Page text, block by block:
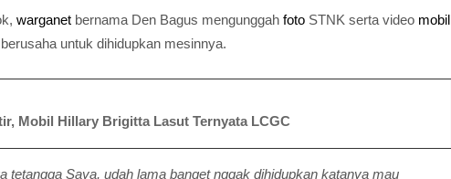
warganet bernama Den Bagus mengunggah foto STNK serta video mobil
untuk dihidupkan mesinnya.
Mobil Hillary Brigitta Lasut Ternyata LCGC
tetangga Saya, udah lama banget nggak dihidupkan katanya mau